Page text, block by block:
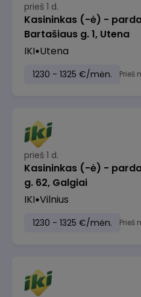
prieš 1 d.
Kasininkas (-ė) -
Bartašiaus g. 1, Utena
IKI Utena
1230 - 1325 €/mėn. Prieš
prieš 1 d.
Kasininkas (-ė) -
g. 62, Galgiai
IKI Vilnius
1230 - 1325 €/mėn. Prieš